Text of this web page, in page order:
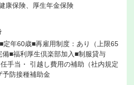
康保険、厚生年金保険
定年60歳■再雇用制度：あり（上限65
■福利厚生倶楽部加入■制服貸与
手当・ 引越し費用の補助（社内規定
防接種補助金